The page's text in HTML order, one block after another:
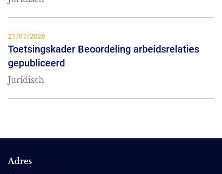
21/07/2026
Toetsingskader Beoordeling arbeidsrelaties
gepubliceerd
Juridisch
Adres